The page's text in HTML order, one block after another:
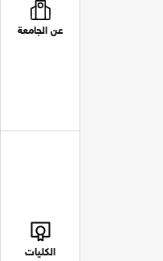
عن الجامعة
الكليات